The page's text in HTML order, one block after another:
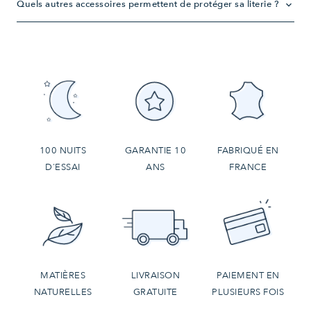
Quels autres accessoires permettent de protéger sa literie ? keyboard_arrow_down
100 NUITS
D'ESSAI
GARANTIE 10
ANS
FABRIQUÉ EN
FRANCE
MATIÈRES
NATURELLES
LIVRAISON
GRATUITE
PAIEMENT EN
PLUSIEURS FOIS